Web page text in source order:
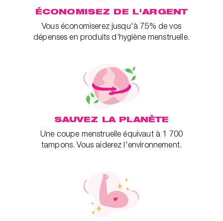
ÉCONOMISEZ DE L'ARGENT
Vous économiserez jusqu'à 75% de vos
dépenses en produits d’hygiène menstruelle.
SAUVEZ LA PLANÈTE
Une coupe menstruelle équivaut à 1 700
tampons. Vous aiderez l'environnement.